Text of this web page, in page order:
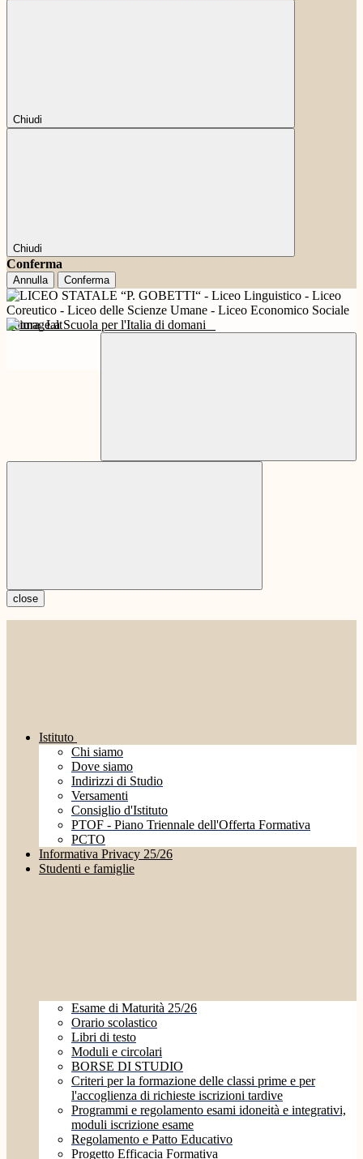
Chiudi
Chiudi
Conferma
Annulla Conferma
Futura La Scuola per l'Italia di domani
close
Istituto
Chi siamo
Dove siamo
Indirizzi di Studio
Versamenti
Consiglio d'Istituto
PTOF - Piano Triennale dell'Offerta Formativa
PCTO
Informativa Privacy 25/26
Studenti e famiglie
Esame di Maturità 25/26
Orario scolastico
Libri di testo
Moduli e circolari
BORSE DI STUDIO
Criteri per la formazione delle classi prime e per
l'accoglienza di richieste iscrizioni tardive
Programmi e regolamento esami idoneità e integrativi,
moduli iscrizione esame
Regolamento e Patto Educativo
Progetto Efficacia Formativa